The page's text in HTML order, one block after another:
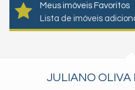
Meus imóveis Favoritos
Lista de imóveis
JULIANO OLIVA